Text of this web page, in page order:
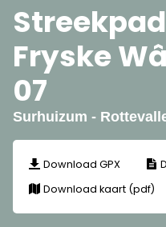
Fryske
07
Surhuizum -
Download GPX
Download kaart (pdf)